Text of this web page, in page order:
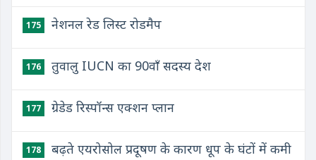
175 नेशनल रेड लिस्ट रोडमैप
176 तुवालु IUCN का 90वाँ सदस्य देश
177 ग्रेडेड रिस्पॉन्स एक्शन प्लान
178 बढ़ते एयरोसोल प्रदूषण के कारण धूप के घंटों में कमी